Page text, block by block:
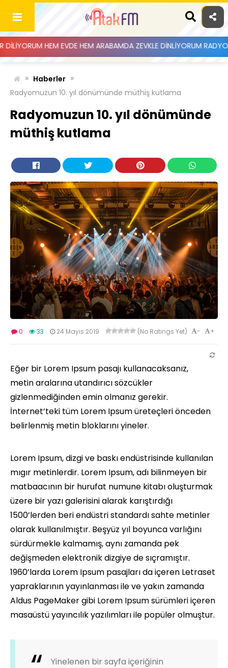
HAKKIMIZDA
KÜNYE
content
HEM EVDE HEM ARABAMDA ZEVKLE DİNLİYORUM RADYO
» Haberler »
Radyomuzun 10. yıl dönümünde müthiş kutlama
Radyomuzun 10. yıl dönümünde
müthiş kutlama
0 33 24 Mayıs 2019 (No Ratings Yet) +
-
Eğer bir Lorem Ipsum pasajı kullanacaksanız,
metin aralarına utandırıcı sözcükler
gizlenmediğinden emin olmanız gerekir.
İnternet’teki tüm Lorem Ipsum üreteçleri önceden
belirlenmiş metin bloklarını yineler.
Lorem Ipsum, dizgi ve baskı endüstrisinde kullanılan
mıgır metinlerdir. Lorem Ipsum, adı bilinmeyen bir
matbaacının bir hurufat numune kitabı oluşturmak
üzere bir yazı galerisini alarak karıştırdığı
1500’lerden beri endüstri standardı sahte metinler
olarak kullanılmıştır. Beşyüz yıl boyunca varlığını
sürdürmekle kalmamış, aynı zamanda pek
değişmeden elektronik dizgiye de sıçramıştır.
1960’larda Lorem Ipsum pasajları da içeren Letraset
yapraklarının yayınlanması ile ve yakın zamanda
Aldus PageMaker gibi Lorem Ipsum sürümleri içeren
masaüstü yayıncılık yazılımları ile popüler olmuştur.
Yinelenen bir sayfa içeriğinin